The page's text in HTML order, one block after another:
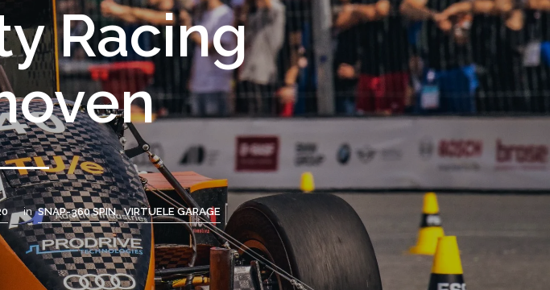
Racing
in SNAP-360 SPIN, VIRTUELE GARAGE